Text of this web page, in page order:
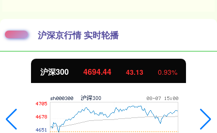
沪深京行情 实时轮播
沪深300 4694.44 43.13 0.93%